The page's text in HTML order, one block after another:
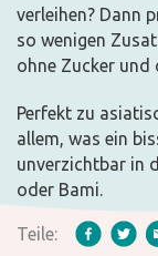
verleihen? Dann
so wenigen
ohne Zucker und
Perfekt zu
allem, was ein
unverzichtbar in
oder Bami.
Teile: